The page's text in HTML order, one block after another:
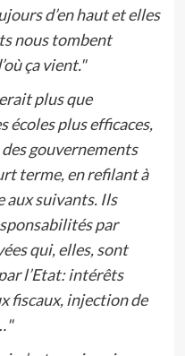
d’en haut et elles
nous tombent
ça vient."
plus que
écoles plus efficaces,
gouvernements
terme, en refilant à
aux suivants. Ils
par
qui, elles, sont
l’Etat: intérêts
fiscaux, injection de